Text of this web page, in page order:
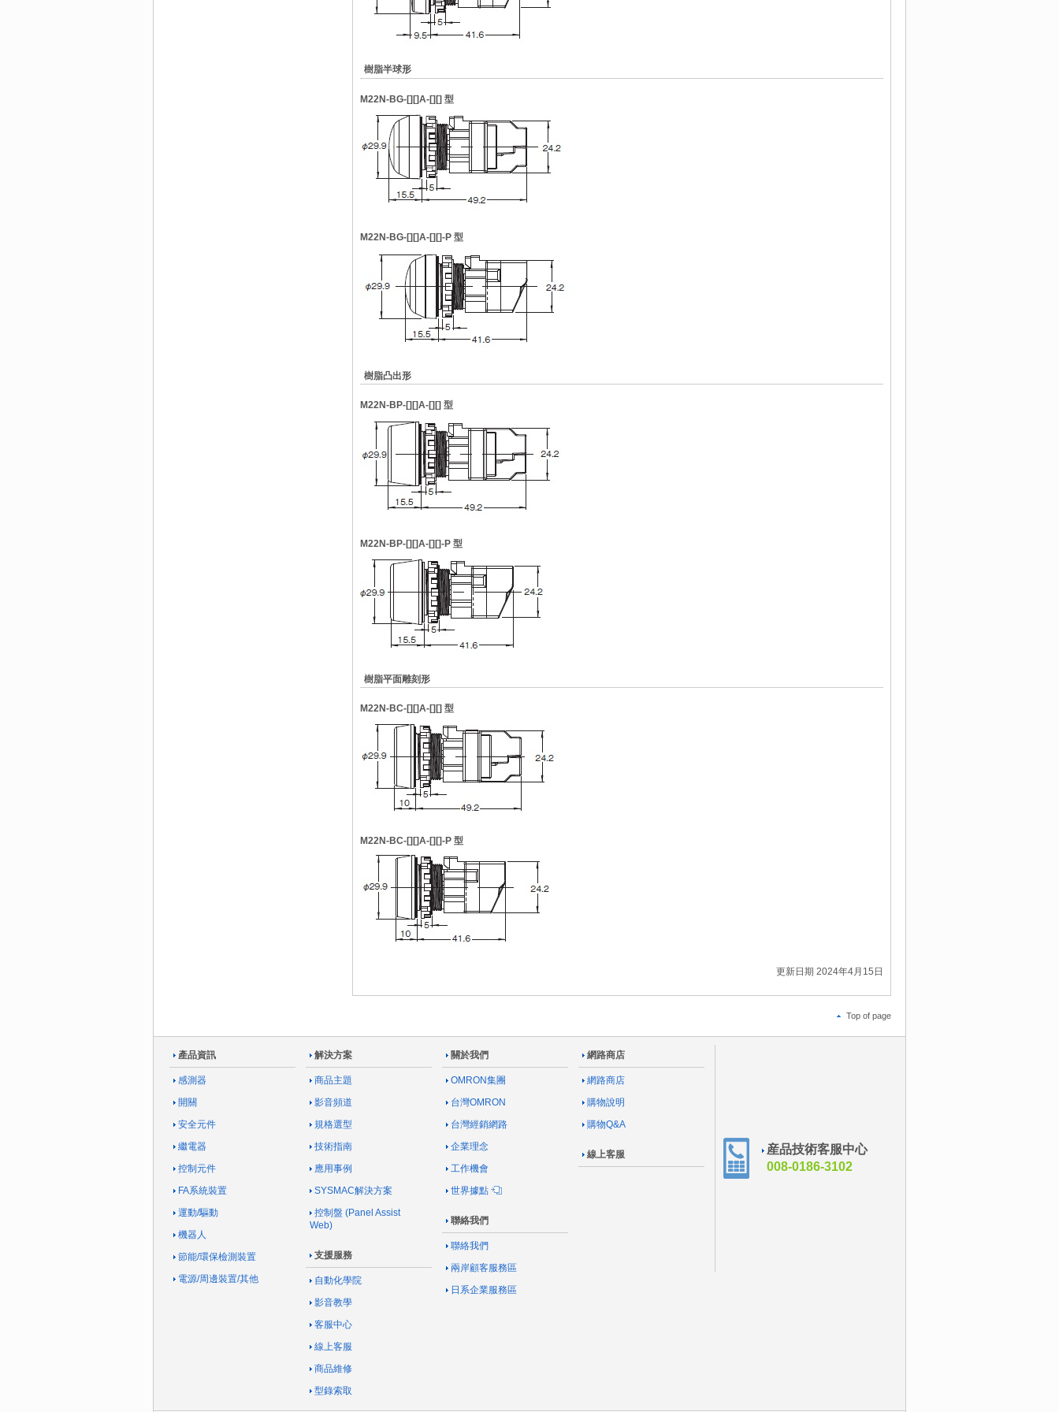
樹脂半球形
M22N-BG-[][]A-[][] 型
M22N-BG-[][]A-[][]-P 型
樹脂凸出形
M22N-BP-[][]A-[][] 型
M22N-BP-[][]A-[][]-P 型
樹脂平面雕刻形
M22N-BC-[][]A-[][] 型
M22N-BC-[][]A-[][]-P 型
更新日期 2024年4月15日
Top of page
產品資訊
感測器
開關
安全元件
繼電器
控制元件
FA系統裝置
運動/驅動
機器人
節能/環保檢測裝置
電源/周邊裝置/其他
解決方案
商品主題
影音頻道
規格選型
技術指南
應用事例
SYSMAC解決方案
控制盤 (Panel Assist
Web)
支援服務
自動化學院
影音教學
客服中心
線上客服
商品維修
型錄索取
關於我們
OMRON集團
台灣OMRON
台灣經銷網路
企業理念
工作機會
世界據點
聯絡我們
聯絡我們
兩岸顧客服務區
日系企業服務區
網路商店
網路商店
購物說明
購物Q&A
線上客服
産品技術客服中心
008-0186-3102